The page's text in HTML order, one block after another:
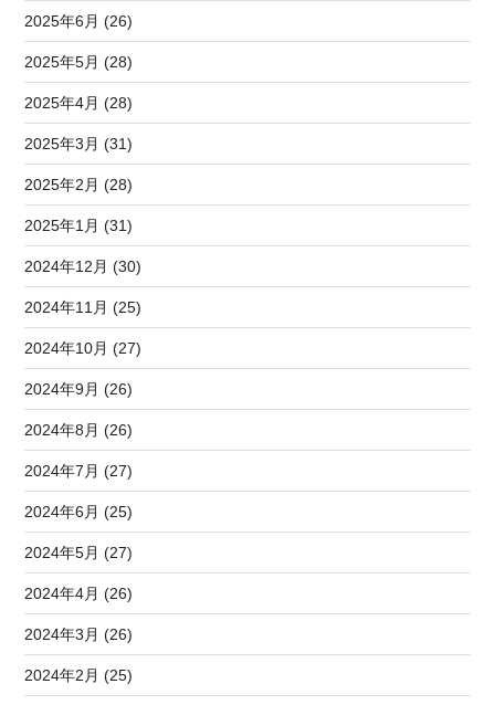
2025年6月 (26)
2025年5月 (28)
2025年4月 (28)
2025年3月 (31)
2025年2月 (28)
2025年1月 (31)
2024年12月 (30)
2024年11月 (25)
2024年10月 (27)
2024年9月 (26)
2024年8月 (26)
2024年7月 (27)
2024年6月 (25)
2024年5月 (27)
2024年4月 (26)
2024年3月 (26)
2024年2月 (25)